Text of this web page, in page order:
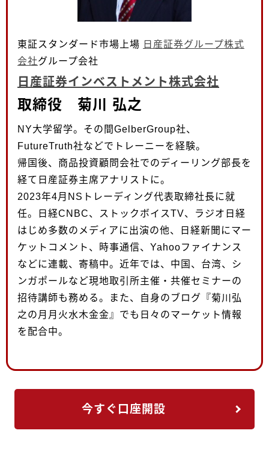
東証スタンダード市場上場 日産証券グループ株式
会社グループ会社
日産証券インベストメント株式会社
取締役 菊川 弘之
NY大学留学。その間GelberGroup社、
FutureTruth社などでトレーニーを経験。
帰国後、商品投資顧問会社でのディーリング部長を
経て日産証券主席アナリストに。
2023年4月NSトレーディング代表取締社長に就
任。日経CNBC、ストックボイスTV、ラジオ日経
はじめ多数のメディアに出演の他、日経新聞にマー
ケットコメント、時事通信、Yahooファイナンス
などに連載、寄稿中。近年では、中国、台湾、シ
ンガポールなど現地取引所主催・共催セミナーの
招待講師も務める。また、自身のブログ『菊川弘
之の月月火水木金金』でも日々のマーケット情報
を配合中。
今すぐ口座開設